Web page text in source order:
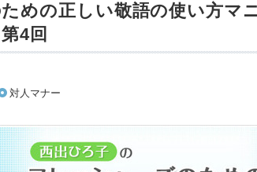
ための正しい敬語の使い方
4回
対人マナー